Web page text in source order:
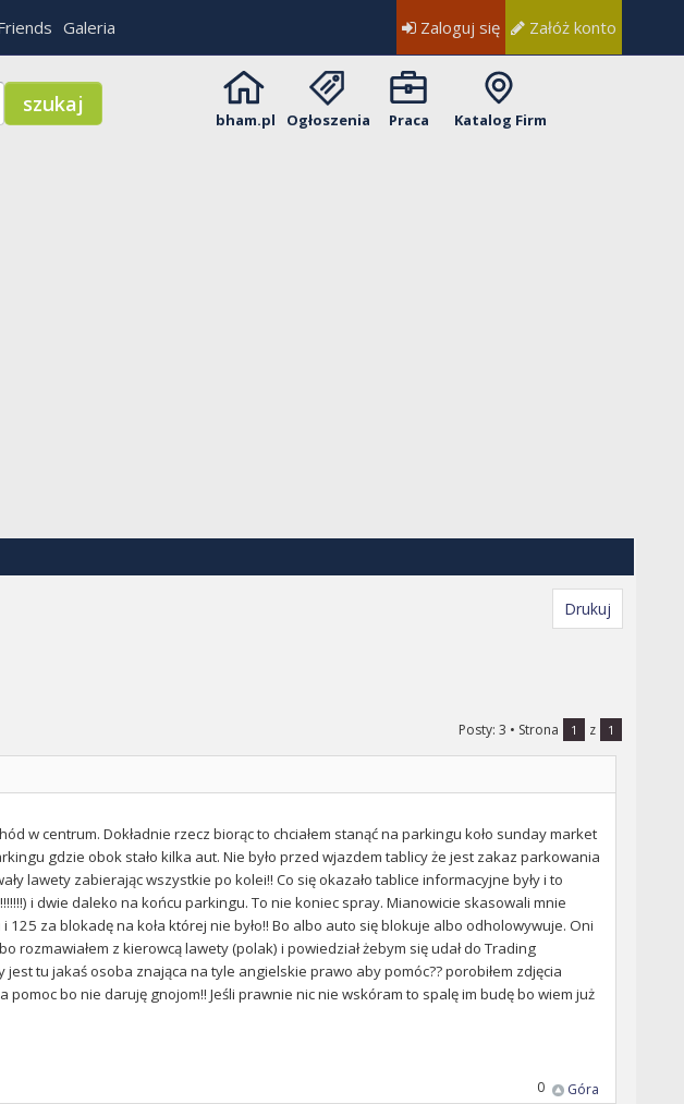
Galeria Zaloguj się Załóż konto
bham.pl Ogłoszenia Praca Katalog Firm
Drukuj
Posty: 3 • Strona 1 z 1
w centrum. Dokładnie rzecz biorąc to chciałem stanąć na parkingu koło sunday market
gdzie obok stało kilka aut. Nie było przed wjazdem tablicy że jest zakaz parkowania
lawety zabierając wszystkie po kolei!! Co się okazało tablice informacyjne były i to
i dwie daleko na końcu parkingu. To nie koniec spray. Mianowicie skasowali mnie
za blokadę na koła której nie było!! Bo albo auto się blokuje albo odholowywuje. Oni
rozmawiałem z kierowcą lawety (polak) i powiedział żebym się udał do Trading
tu jakaś osoba znająca na tyle angielskie prawo aby pomóc?? porobiłem zdjęcia
bo nie daruję gnojom!! Jeśli prawnie nic nie wskóram to spalę im budę bo wiem już
Góra
0